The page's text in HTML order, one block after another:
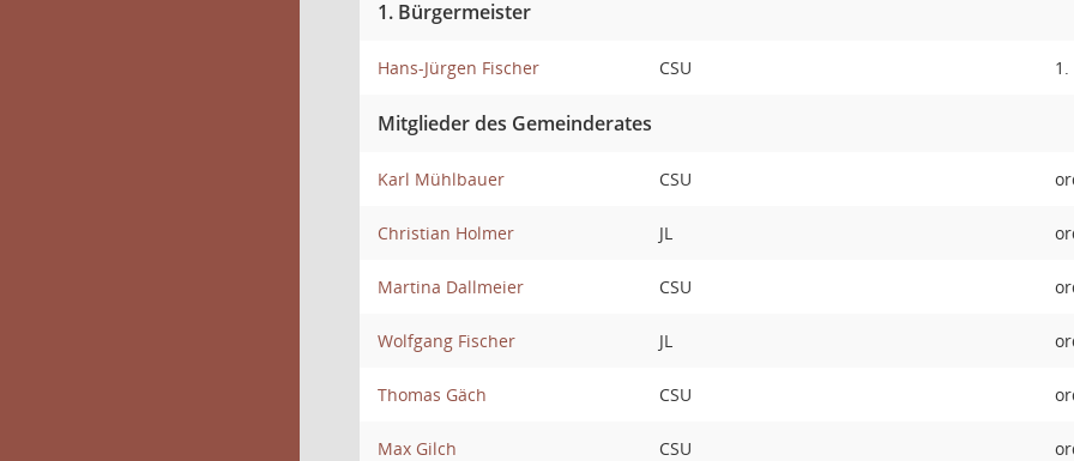
1. Bürgermeister
Hans-Jürgen Fischer CSU
Mitglieder des Gemeinderates
Karl Mühlbauer CSU
Christian Holmer JL
Martina Dallmeier CSU
Wolfgang Fischer JL
Thomas Gäch CSU
Max Gilch CSU